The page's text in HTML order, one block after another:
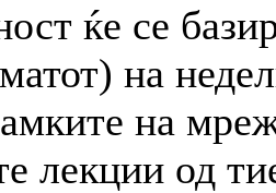
ќе се
на
на
лекции од